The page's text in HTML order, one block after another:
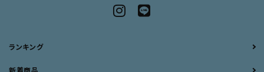
ランキング
新着商品